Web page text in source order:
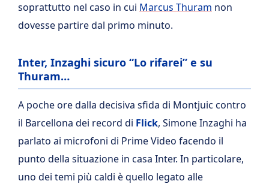
soprattutto nel caso in cui Marcus Thuram non
dovesse partire dal primo minuto.
Inter, Inzaghi sicuro “Lo rifarei” e su
Thuram…
A poche ore dalla decisiva sfida di Montjuic contro
il Barcellona dei record di Flick, Simone Inzaghi ha
parlato ai microfoni di Prime Video facendo il
punto della situazione in casa Inter. In particolare,
uno dei temi più caldi è quello legato alle